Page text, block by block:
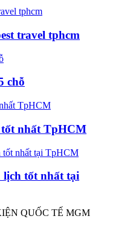
travel tphcm
chỗ
tốt nhất TpHCM
lịch tốt nhất tại
QUỐC TẾ MGM